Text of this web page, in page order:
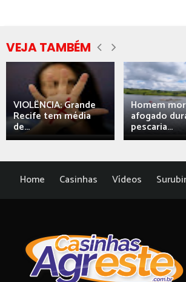
VEJA TAMBÉM
VIOLÊNCIA: Grande
Recife tem média
de...
Homem
afogado
pescaria...
Home Casinhas Vídeos